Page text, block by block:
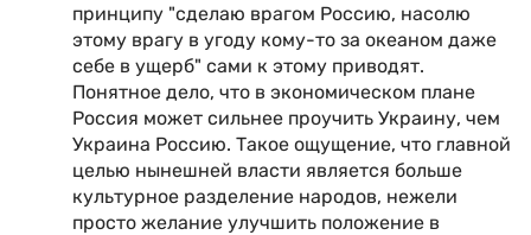
принципу "сделаю врагом Россию, насолю
этому врагу в угоду кому-то за океаном даже
себе в ущерб" сами к этому приводят.
Понятное дело, что в экономическом плане
Россия может сильнее проучить Украину, чем
Украина Россию. Такое ощущение, что главной
целью нынешней власти является больше
культурное разделение народов, нежели
просто желание улучшить положение в